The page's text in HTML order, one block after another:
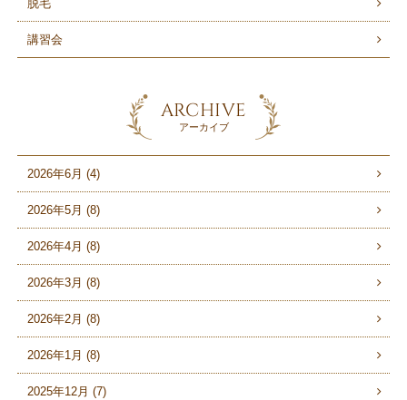
脱毛
講習会
ARCHIVE
アーカイブ
2026年6月 (4)
2026年5月 (8)
2026年4月 (8)
2026年3月 (8)
2026年2月 (8)
2026年1月 (8)
2025年12月 (7)